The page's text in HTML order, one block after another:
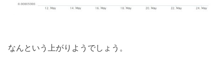
なんという上がりようでしょう。